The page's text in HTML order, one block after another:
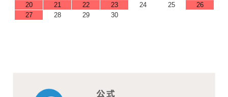
20
21 22 23 24 25
26
27
28 29 30